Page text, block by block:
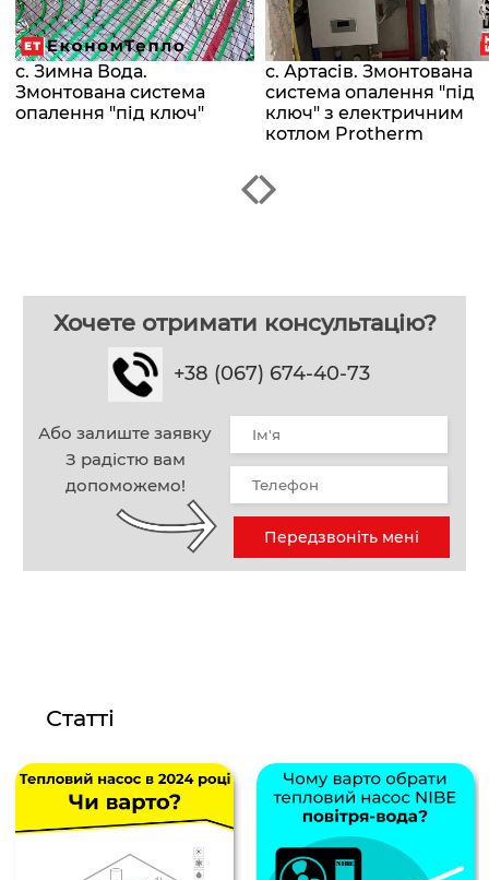
с. Зимна Вода.
Змонтована система
опалення "під ключ"
с. Артасів. Змонтована
система опалення "під
ключ" з електричним
котлом Protherm
Хочете отримати консультацію?
+38 (067) 674-40-73
Або залиште заявку
З радістю вам
допоможемо!
Передзвоніть мені
Статті